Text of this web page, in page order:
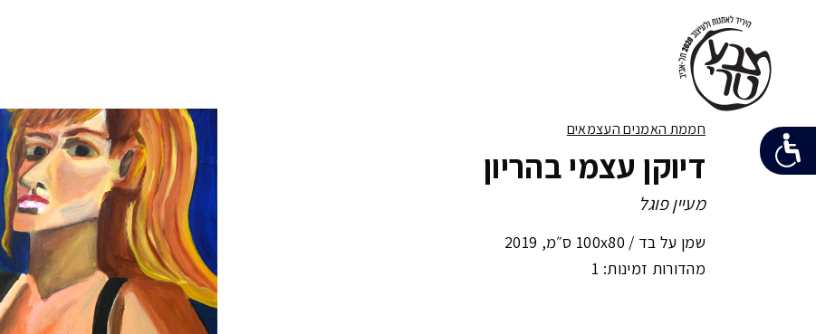
חממת האמנים העצמאים
דיוקן עצמי בהריון
מעיין פוגל
שמן על בד / 100x80 ס״מ ,
מהדורות זמינות: 1